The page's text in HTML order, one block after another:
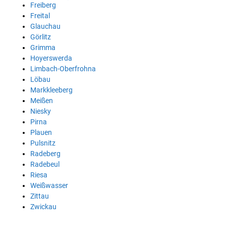
Freiberg
Freital
Glauchau
Görlitz
Grimma
Hoyerswerda
Limbach-Oberfrohna
Löbau
Markkleeberg
Meißen
Niesky
Pirna
Plauen
Pulsnitz
Radeberg
Radebeul
Riesa
Weißwasser
Zittau
Zwickau